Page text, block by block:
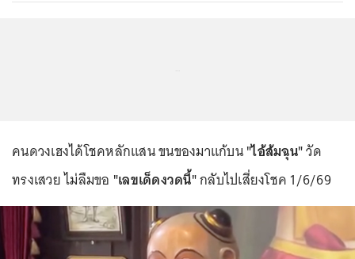
คนดวงเฮงได้โชคหลักแสน ขนของมาแก้บน"ไอ้ส้มฉุน"วัด
ทรงเสวย ไม่ลืมขอ "เลขเด็ดงวดนี้"กลับไปเสี่ยงโชค 1/6/69